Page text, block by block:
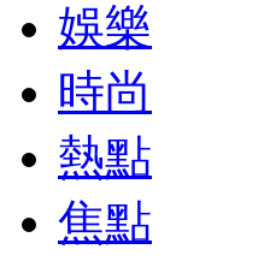
娛樂
時尚
熱點
焦點